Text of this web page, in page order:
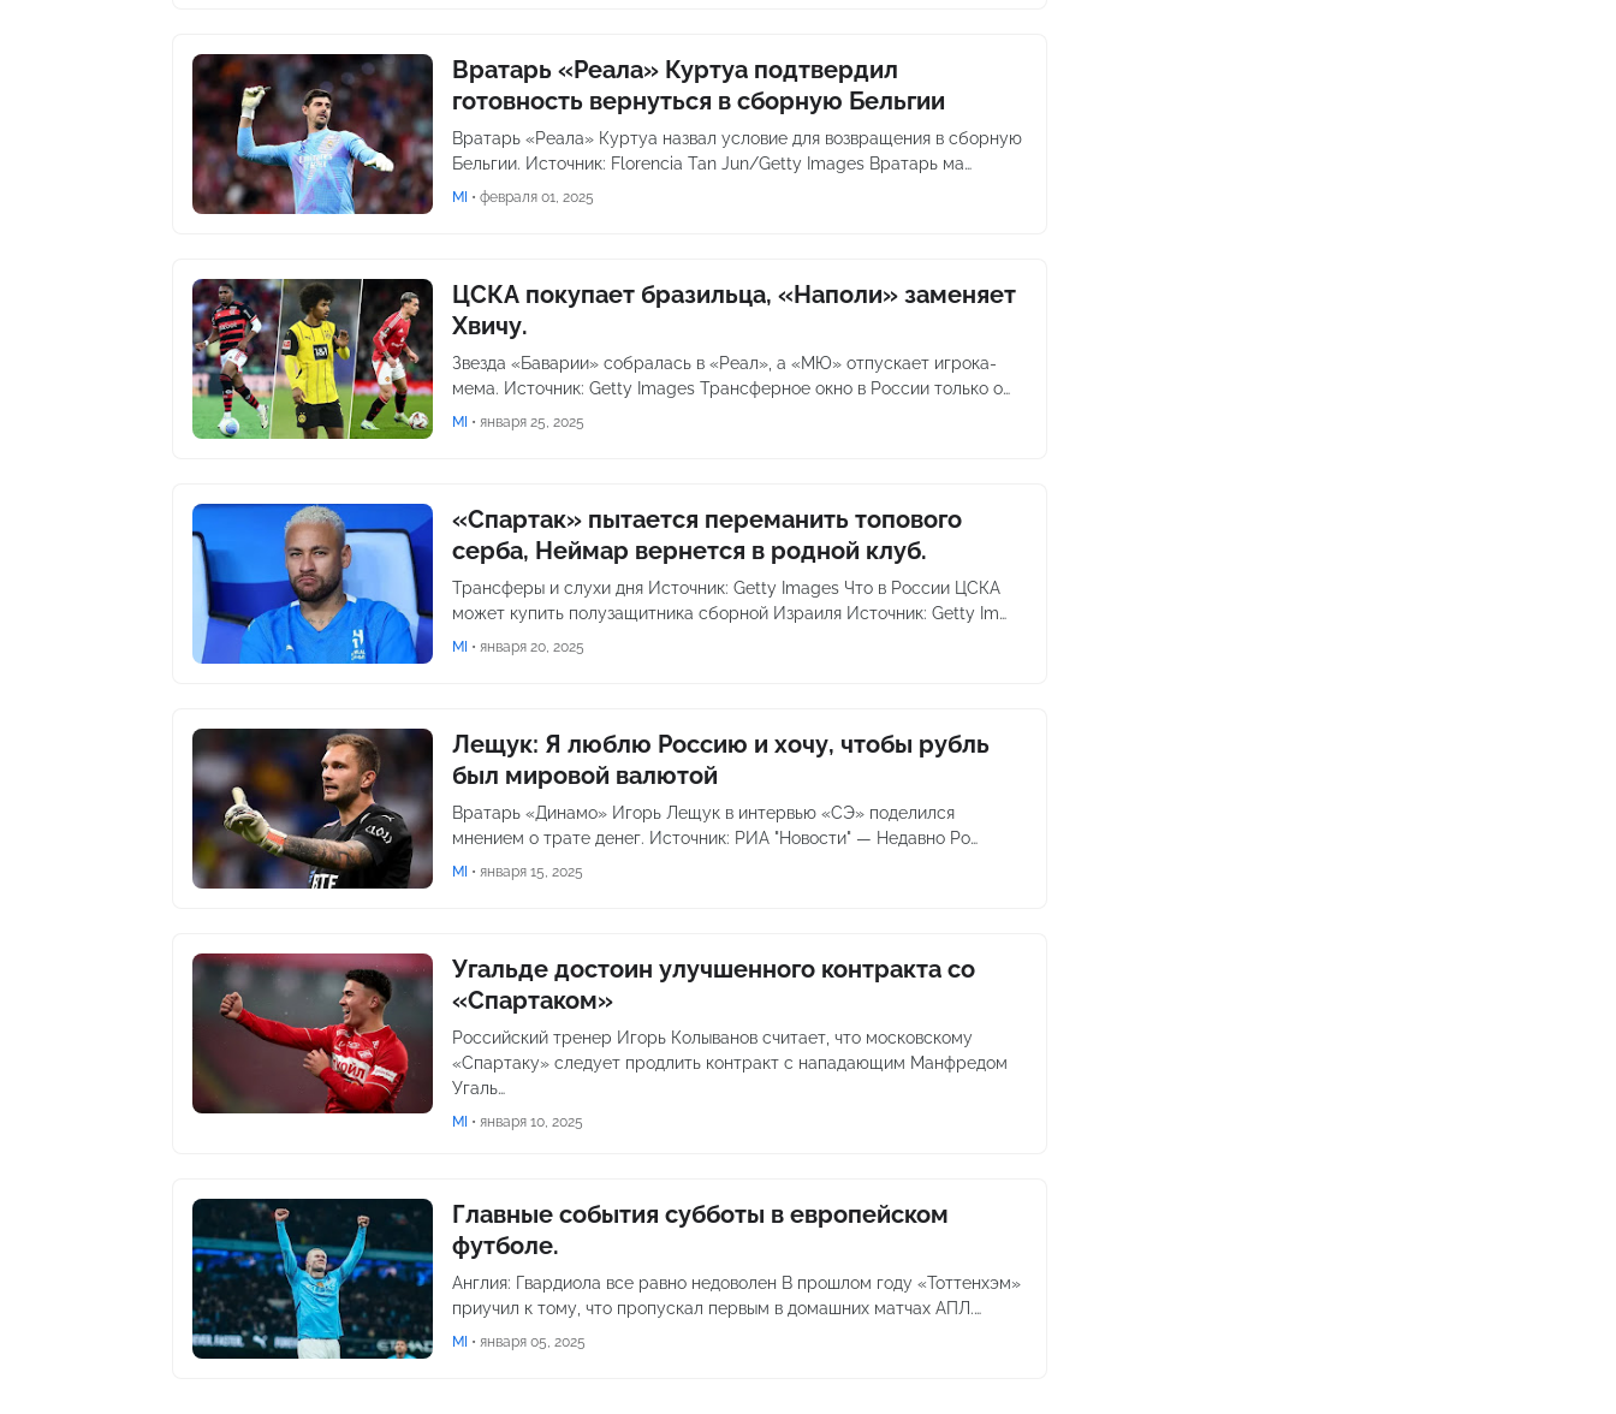
Вратарь «Реала» Куртуа подтвердил
готовность вернуться в сборную Бельгии
Вратарь «Реала» Куртуа назвал условие для возвращения в сборную
Бельгии. Источник: Florencia Tan Jun/Getty Images Вратарь ма…
MI • февраля 01, 2025
ЦСКА покупает бразильца, «Наполи» заменяет
Хвичу.
Звезда «Баварии» собралась в «Реал», а «МЮ» отпускает игрока-
мема. Источник: Getty Images Трансферное окно в России только о…
MI • января 25, 2025
«Спартак» пытается переманить топового
серба, Неймар вернется в родной клуб.
Трансферы и слухи дня Источник: Getty Images Что в России ЦСКА
может купить полузащитника сборной Израиля Источник: Getty Im…
MI • января 20, 2025
Лещук: Я люблю Россию и хочу, чтобы рубль
был мировой валютой
Вратарь «Динамо» Игорь Лещук в интервью «СЭ» поделился
мнением о трате денег. Источник: РИА "Новости" — Недавно Ро…
MI • января 15, 2025
Угальде достоин улучшенного контракта со
«Спартаком»
Российский тренер Игорь Колыванов считает, что московскому
«Спартаку» следует продлить контракт с нападающим Манфредом
Угаль…
MI • января 10, 2025
Главные события субботы в европейском
футболе.
Англия: Гвардиола все равно недоволен В прошлом году «Тоттенхэм»
приучил к тому, что пропускал первым в домашних матчах АПЛ.…
MI • января 05, 2025